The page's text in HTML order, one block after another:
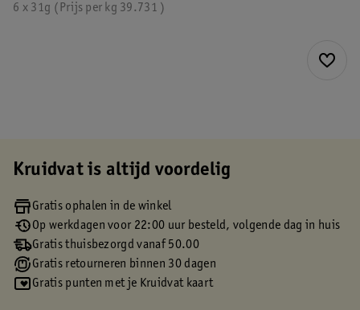
6 x 31g 39.731
Prijs per kg
Kruidvat is altijd voordelig
Gratis ophalen in de winkel
Op werkdagen voor 22:00 uur besteld, volgende dag in huis
Gratis thuisbezorgd vanaf 50.00
Gratis retourneren binnen 30 dagen
Gratis punten met je Kruidvat kaart